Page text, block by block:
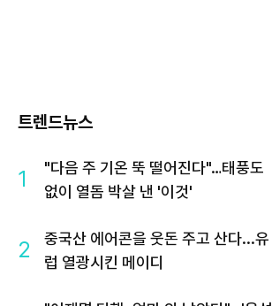
트렌드뉴스
1
"다음 주 기온 뚝 떨어진다"…태풍도
없이 열돔 박살 낸 '이것'
2
중국산 에어콘을 웃돈 주고 산다...유
럽 열광시킨 메이디